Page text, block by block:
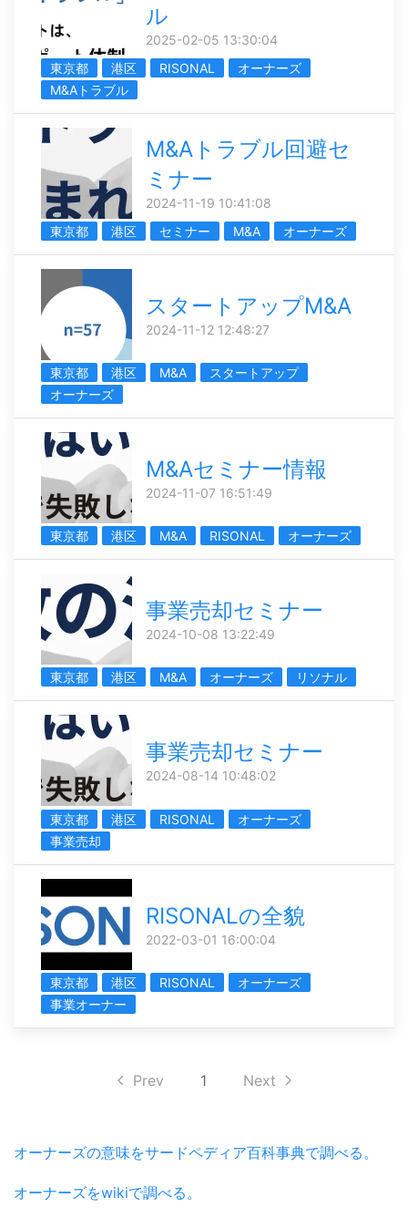
ル
2025-02-05 13:30:04
東京都
港区 RISONAL
オーナーズ
M&Aトラブル
M&Aトラブル回避セ
ミナー
2024-11-19 10:41:08
東京都
港区 セミナー M&A オーナーズ
スタートアップM&A
2024-11-12 12:48:27
東京都 港区 M&A
スタートアップ
オーナーズ
M&Aセミナー情報
2024-11-07 16:51:49
東京都 港区 M&A RISONAL オーナーズ
事業売却セミナー
2024-10-08 13:22:49
東京都 港区 M&A オーナーズ リソナル
事業売却セミナー
2024-08-14 10:48:02
東京都 港区 RISONAL
オーナーズ
事業売却
RISONALの全貌
2022-03-01 16:00:04
東京都 港区 RISONAL
オーナーズ
事業オーナー
Prev 1 Next
オーナーズの意味をサードペディア百科事典で調べる。
オーナーズをwikiで調べる。